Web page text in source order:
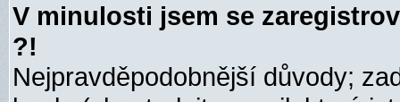
V minulosti jsem se
?!
Nejpravděpodobnější důvody;